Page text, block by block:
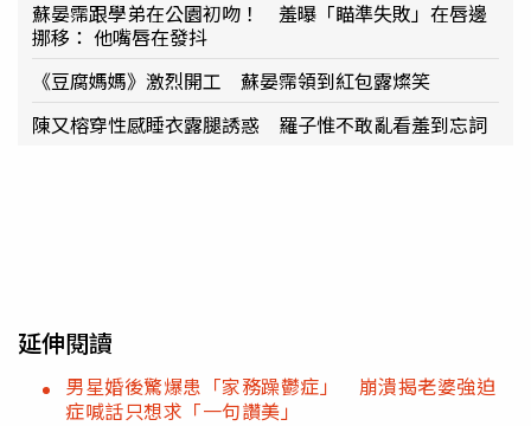
蘇晏霈跟學弟在公園初吻！ 羞曝「瞄準失敗」在唇邊
挪移： 他嘴唇在發抖
《豆腐媽媽》激烈開工 蘇晏霈領到紅包露燦笑
陳又榕穿性感睡衣露腿誘惑 羅子惟不敢亂看羞到忘詞
延伸閱讀
男星婚後驚爆患「家務躁鬱症」 崩潰揭老婆強迫
症喊話只想求「一句讚美」